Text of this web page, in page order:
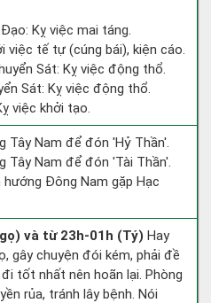
Kỵ việc mai táng.
việc tế tự (cúng bái), kiện cáo.
Sát: Kỵ việc động thổ.
Sát: Kỵ việc động thổ.
việc khởi tạo.
Tây Nam để đón 'Hỷ Thần'.
Tây Nam để đón 'Tài Thần'.
hướng Đông Nam gặp Hạc
và từ 23h-01h (Tý) Hay
gây chuyện đói kém, phải đề
tốt nhất nên hoãn lại. Phòng
rủa, tránh lây bệnh. Nói